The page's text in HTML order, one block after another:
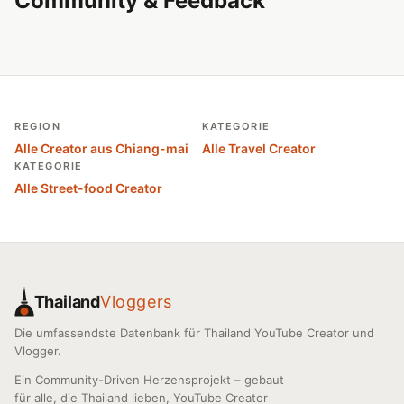
REGION
Alle Creator aus Chiang-mai
KATEGORIE
Alle Travel Creator
KATEGORIE
Alle Street-food Creator
ThailandVloggers
Die umfassendste Datenbank für Thailand YouTube Creator und
Vlogger.
Ein Community-Driven Herzensprojekt – gebaut
für alle, die Thailand lieben, YouTube Creator